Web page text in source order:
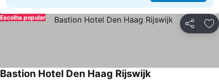
Partilhar
Escolha popular
Bastion Hotel Den Haag Rijswijk